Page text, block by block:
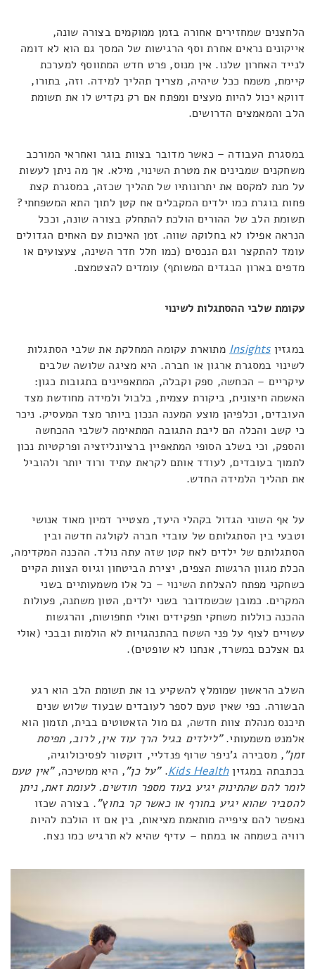
הלחצנים שמחזירים אחורה בזמן ממוקמים בצורה שונה,
אייקונים נראים אחרת וסף הרגישות של המסך גם הוא לא דומה
לנייד האחרון שלנו. אין מנוס, פרט חדש המתווסף למערכת
קיימת, משמח ככל שיהיה, מצריך תהליך למידה. וזה, בתורו,
דווקא יכול להיות מעצים ומפתח אם רק נקדיש לו את תשומת
הלב והמאמצים הדרושים.
במסגרת העבודה – כאשר מדובר בצוות בוגר ואחראי המורכב
משחקנים שמבינים את מטרת השינוי, מילא. אך מה ניתן לעשות
על מנת למקסם את יתרונותיו של תהליך שכזה, במסגרת קצת
פחות בוגרת כמו ילדים המקבלים אח קטן לתוך התא המשפחתי?
תשומת הלב של ההורים הולכת להתחלק בצורה שונה, וככל
הנראה אפילו לא בחלוקה שווה. זמן האיכות עם האחים הגדולים
עומד להתקצר וגם הנכסים (כמו חלל חדר השינה, צעצועים או
מדפים בארון הבגדים המשותף) עומדים להצטמצם.
עקומת שלבי ההסתגלות לשינוי
במגזיןInsights מתוארת עקומה המחלקת את שלבי הסתגלות
לשינוי במסגרת ארגון או חברה. היא מציגה שלושה שלבים
עיקריים – הכחשה, ספק וקבלה, המתאפיינים בתגובות כגון:
האשמה חיצונית, ביקורת עצמית, בלבול ולמידה מחודשת מצד
העובדים, וכלפיהן מוצע המענה הנכון ביותר מצד המעסיק. ניכר
כי קשב והכלה הם ליבת התגובה המתאימה לשלבי ההכחשה
והספק, וכי בשלב הסופי המתאפיין ברציונליזציה ופרקטיות נכון
לתמוך בעובדים, לעודד אותם לקראת עתיד ורוד יותר ולהוביל
את תהליך הלמידה החדש.
על אף השוני הגדול בקהלי היעד, מצטייר דמיון מאוד אנושי
וטבעי בין הסתגלותם של עובדי חברה לקולגה חדשה ובין
הסתגלותם של ילדים לאח קטן שזה עתה נולד. ההכנה המקדימה,
הכלת מגוון הרגשות הצפים, יצירת הביטחון וגיוס הצוות הקיים
כשחקני מפתח להצלחת השינוי – כל אלו משמעותיים בשני
המקרים. כמובן שכשמדובר בשני ילדים, הטון משתנה, פעולות
ההכנה כוללות משחקי תפקידים ואולי תחפושות, והרגשות
עשויים לצוף על פני השטח בהתנהגויות לא הולמות ובבכי (אולי
גם אצלכם במשרד, אנחנו לא שופטים).
השלב הראשון שמומלץ להשקיע בו את תשומת הלב הוא רגע
הבשורה. כפי שאין טעם לספר לעובדים שבעוד שלוש שנים
תיכנס מנהלת צוות חדשה, גם מול הזאטוטים בבית, תזמון הוא
אלמנט משמעותי."לילדים בגיל הרך עוד אין, לרוב, תפיסת
זמן", מסבירה ג'ניפר שרוף פנדליי, דוקטור לפסיכולוגיה,
בכתבתה במגזיןKids Health
."על כן", היא ממשיכה,"אין טעם
לומר להם שהתינוק יגיע בעוד מספר חודשים. לעומת זאת, ניתן
להסביר שהוא יגיע בחורף או כאשר קר בחוץ". בצורה שכזו
נאפשר להם ציפייה מותאמת מציאות, בין אם זו הולכת להיות
רוויה בשמחה או במתח – עדיף שהיא לא תרגיש כמו נצח.